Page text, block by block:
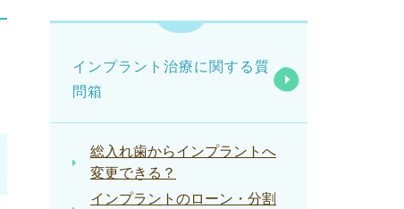
インプラント治療に関する質
問箱
総入れ歯からインプラントへ
変更できる？
インプラントのローン・分割